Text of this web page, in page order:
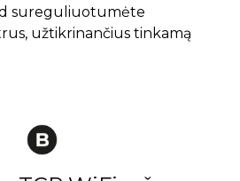
sureguliuotumėte
užtikrinančius tinkamą